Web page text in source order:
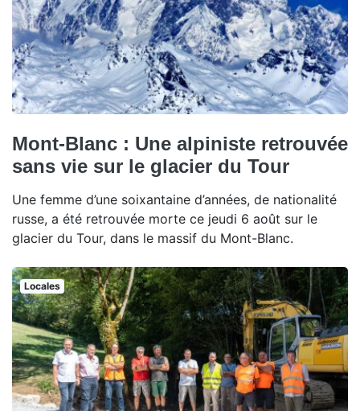
Mont-Blanc : Une alpiniste retrouvée
sans vie sur le glacier du Tour
Une femme d’une soixantaine d’années, de nationalité
russe, a été retrouvée morte ce jeudi 6 août sur le
glacier du Tour, dans le massif du Mont-Blanc.
Locales